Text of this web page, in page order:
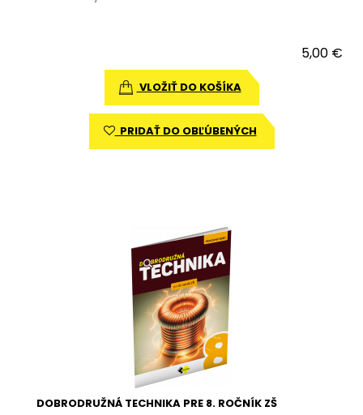
5,00 €
VLOŽIŤ DO KOŠÍKA
PRIDAŤ DO OBĽÚBENÝCH
DOBRODRUŽNÁ TECHNIKA PRE 8. ROČNÍK ZŠ